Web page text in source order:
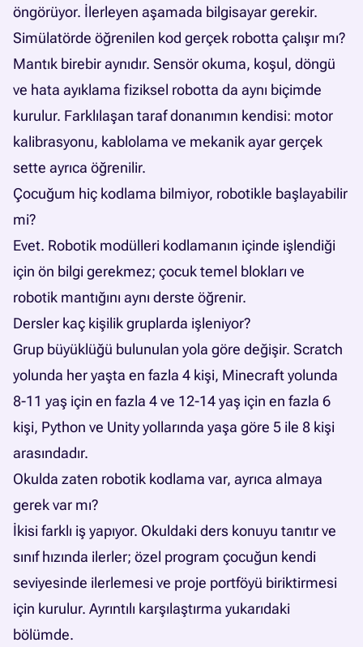
öngörüyor. İlerleyen aşamada bilgisayar gerekir.
Simülatörde öğrenilen kod gerçek robotta çalışır mı?
Mantık birebir aynıdır. Sensör okuma, koşul, döngü
ve hata ayıklama fiziksel robotta da aynı biçimde
kurulur. Farklılaşan taraf donanımın kendisi: motor
kalibrasyonu, kablolama ve mekanik ayar gerçek
sette ayrıca öğrenilir.
Çocuğum hiç kodlama bilmiyor, robotikle başlayabilir
mi?
Evet. Robotik modülleri kodlamanın içinde işlendiği
için ön bilgi gerekmez; çocuk temel blokları ve
robotik mantığını aynı derste öğrenir.
Dersler kaç kişilik gruplarda işleniyor?
Grup büyüklüğü bulunulan yola göre değişir. Scratch
yolunda her yaşta en fazla 4 kişi, Minecraft yolunda
8-11 yaş için en fazla 4 ve 12-14 yaş için en fazla 6
kişi, Python ve Unity yollarında yaşa göre 5 ile 8 kişi
arasındadır.
Okulda zaten robotik kodlama var, ayrıca almaya
gerek var mı?
İkisi farklı iş yapıyor. Okuldaki ders konuyu tanıtır ve
sınıf hızında ilerler; özel program çocuğun kendi
seviyesinde ilerlemesi ve proje portföyü biriktirmesi
için kurulur. Ayrıntılı karşılaştırma yukarıdaki
bölümde.